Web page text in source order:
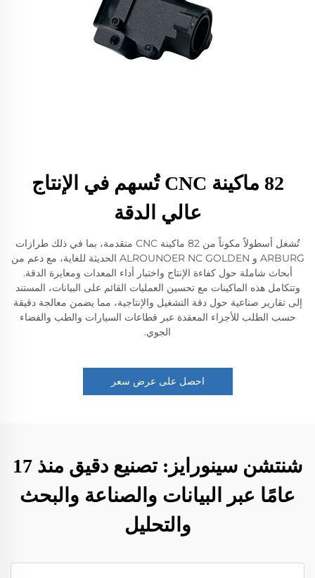
82 ماكينة CNC تُسهم في الإنتاج
عالي الدقة
تُشغل أسطولاً مكوناً من 82 ماكينة CNC متقدمة، بما في ذلك طرازات
ARBURG و ALROUNOER NC GOLDEN الحديثة للغاية، مع دعم من
أبحاث شاملة حول كفاءة الإنتاج واختبار أداء المعدات ومعايرة الدقة.
وتتكامل هذه الماكينات مع تحسين العمليات القائم على البيانات، المستند
إلى تقارير صناعية حول دقة التشغيل والإنتاجية، مما يضمن معالجة دقيقة
حسب الطلب للأجزاء المعقدة عبر قطاعات السيارات والطب والفضاء
الجوي.
احصل على عرض سعر
شنتشن سينورايز: تصنيع دقيق منذ 17
عامًا عبر البيانات والصناعة والبحث
والتحليل